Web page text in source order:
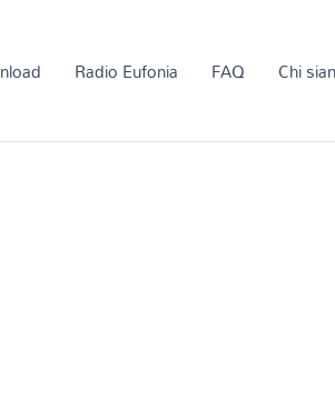
Radio Eufonia FAQ Chi